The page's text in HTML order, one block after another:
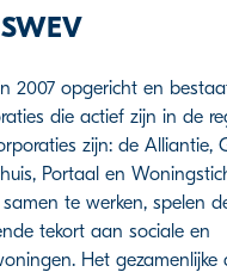
2007 opgericht en
die actief zijn in de
zijn: de Alliantie,
Portaal en
te werken, spelen
tekort aan sociale en
Het gezamenlijke